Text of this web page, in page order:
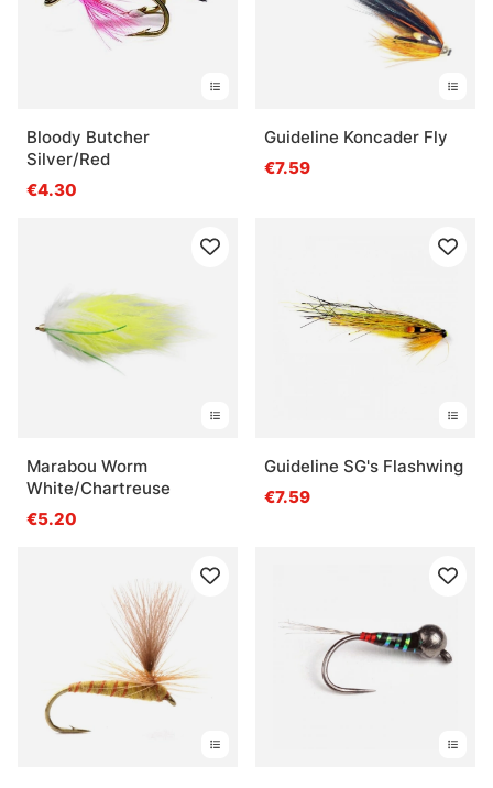
Bloody Butcher
Silver/Red
€4.30
Guideline Koncader Fly
€7.59
Marabou Worm
White/Chartreuse
€5.20
Guideline SG's Flashwing
€7.59